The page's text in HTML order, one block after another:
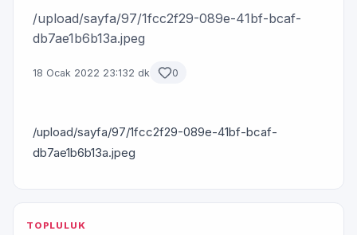
/upload/sayfa/97/1fcc2f29-089e-41bf-bcaf-
db7ae1b6b13a.jpeg
18 Ocak 2022 23:132 dk 0
/upload/sayfa/97/1fcc2f29-089e-41bf-bcaf-
db7ae1b6b13a.jpeg
TOPLULUK